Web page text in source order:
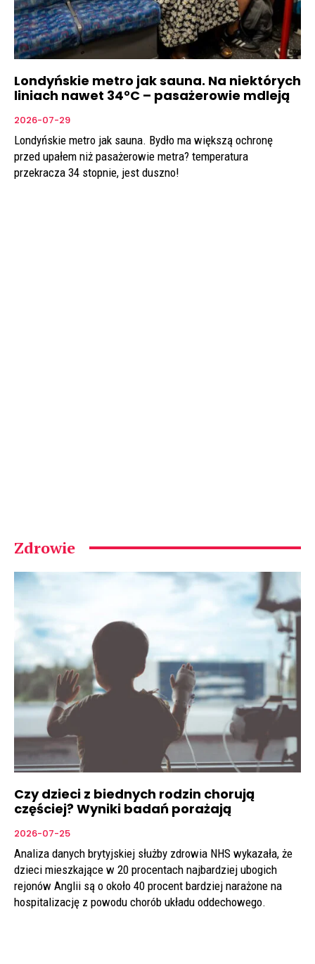
Londyńskie metro jak sauna. Na niektórych
liniach nawet 34°C – pasażerowie mdleją
2026-07-29
Londyńskie metro jak sauna. Bydło ma większą ochronę
przed upałem niż pasażerowie metra? temperatura
przekracza 34 stopnie, jest duszno!
Zdrowie
Czy dzieci z biednych rodzin chorują
częściej? Wyniki badań porażają
2026-07-25
Analiza danych brytyjskiej służby zdrowia NHS wykazała, że
dzieci mieszkające w 20 procentach najbardziej ubogich
rejonów Anglii są o około 40 procent bardziej narażone na
hospitalizację z powodu chorób układu oddechowego.